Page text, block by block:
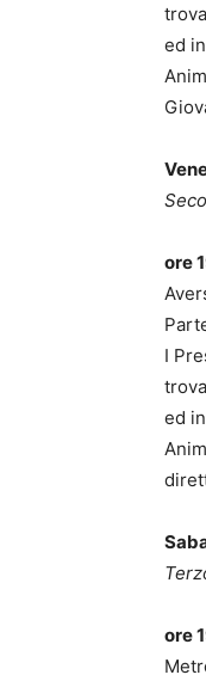
ed
ore
I
ed
ore